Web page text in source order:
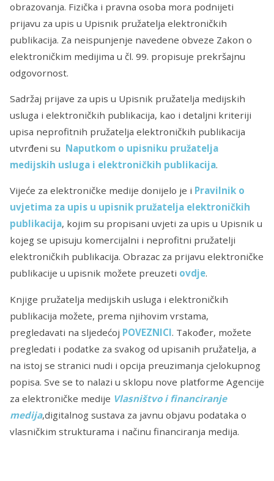
obrazovanja. Fizička i pravna osoba mora podnijeti
prijavu za upis u Upisnik pružatelja elektroničkih
publikacija. Za neispunjenje navedene obveze Zakon o
elektroničkim medijima u čl. 99. propisuje prekršajnu
odgovornost.
Sadržaj prijave za upis u Upisnik pružatelja medijskih
usluga i elektroničkih publikacija, kao i detaljni kriteriji
upisa neprofitnih pružatelja elektroničkih publikacija
utvrđeni su Naputkom o upisniku pružatelja
medijskih usluga i elektroničkih publikacija.
Vijeće za elektroničke medije donijelo je i Pravilnik o
uvjetima za upis u upisnik pružatelja elektroničkih
publikacija, kojim su propisani uvjeti za upis u Upisnik u
kojeg se upisuju komercijalni i neprofitni pružatelji
elektroničkih publikacija. Obrazac za prijavu elektroničke
publikacije u upisnik možete preuzeti ovdje.
Knjige pružatelja medijskih usluga i elektroničkih
publikacija možete, prema njihovim vrstama,
pregledavati na sljedećoj POVEZNICI. Također, možete
pregledati i podatke za svakog od upisanih pružatelja, a
na istoj se stranici nudi i opcija preuzimanja cjelokupnog
popisa. Sve se to nalazi u sklopu nove platforme Agencije
za elektroničke medije Vlasništvo i financiranje
medija,digitalnog sustava za javnu objavu podataka o
vlasničkim strukturama i načinu financiranja medija.